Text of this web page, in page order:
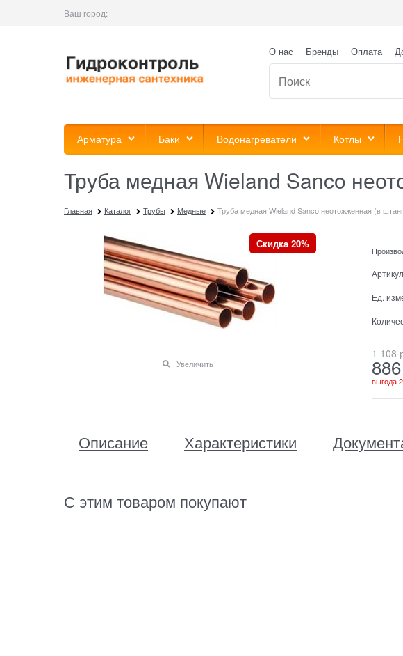
Ваш город:
О нас Бренды Оплата
Арматура Баки Водонагреватели Котлы
Труба медная Wieland Sanco
Главная Каталог Трубы Медные Труба медная Wieland Sanco неотожженная (в
Скидка 20%
Увеличить
Ед.
1 108
886
выгода
Описание Характеристики
С этим товаром покупают